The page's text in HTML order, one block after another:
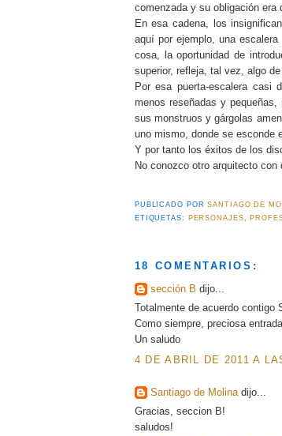
comenzada y su obligación era
En esa cadena, los
aquí por ejemplo, una
cosa, la oportunidad de
superior, refleja, tal vez, algo
Por esa puerta-escalera casi
menos reseñadas y
sus monstruos y gárgolas
uno mismo, donde se esconde
Y por tanto los éxitos de los
No conozco otro arquitecto con
PUBLICADO PORSANTIAGO DE
ETIQUETAS:
PERSONAJES,
18 COMENTARIOS:
sección B dijo...
Totalmente de acuerdo contigo
Como siempre, preciosa
Un saludo
4 DE ABRIL DE 2011 A
Santiago de Molinadijo...
Gracias, seccion B!
saludos!